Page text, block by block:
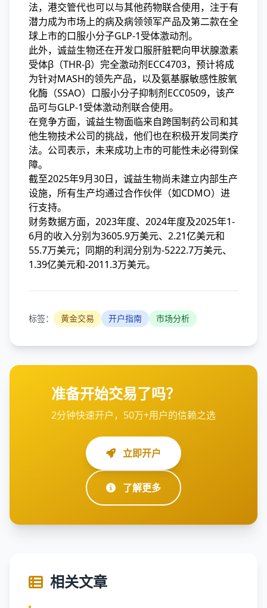
法，港交管代也可以与其他药物联合使用，注于有
潜力成为市场上的病及病领领军产品及第二款在全
球上市的口服小分子GLP-1受体激动剂。
此外，诚益生物还在开发口服肝脏靶向甲状腺激素
受体β（THR-β）完全激动剂ECC4703，预计将成
为针对MASH的领先产品，以及氨基脲敏感性胺氧
化酶（SSAO）口服小分子抑制剂ECC0509，该产
品可与GLP-1受体激动剂联合使用。
在竞争方面，诚益生物面临来自跨国制药公司和其
他生物技术公司的挑战，他们也在积极开发同类疗
法。公司表示，未来成功上市的可能性未必得到保
障。
截至2025年9月30日，诚益生物尚未建立内部生产
设施，所有生产均通过合作伙伴（如CDMO）进
行支持。
财务数据方面，2023年度、2024年度及2025年1-
6月的收入分别为3605.9万美元、2.21亿美元和
55.7万美元；同期的利润分别为-5222.7万美元、
1.39亿美元和-2011.3万美元。
标签： 黄金交易 开户指南 市场分析
准备开始交易了吗？
2分钟快速开户，50万+用户的信赖之选
立即开户
了解更多
相关文章